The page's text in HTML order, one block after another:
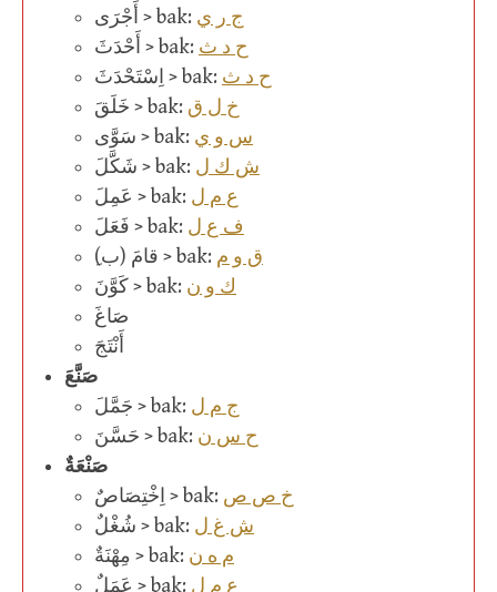
أَجْرَى > bak: ج ر ي
أَحْدَثَ > bak: ح د ث
اِسْتَحْدَثَ > bak: ح د ث
خَلَقَ > bak: خ ل ق
سَوَّى > bak: س و ي
شَكَّلَ > bak: ش ك ل
عَمِلَ > bak: ع م ل
فَعَلَ > bak: ف ع ل
ِ(قامَ (ب > bak: ق و م
كَوَّنَ > bak: ك و ن
صَاغَ
أَنْتَجَ
صَنَّعَ
جَمَّلَ > bak: ج م ل
حَسَّنَ > bak: ح س ن
صَنْعَةٌ
اِخْتِصَاصٌ > bak: خ ص ص
شُغْلٌ > bak: ش غ ل
مِهْنَةٌ > bak: م ه ن
عَمَلٌ > bak: ع م ل